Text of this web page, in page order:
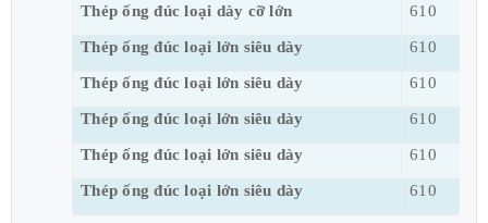
Thép ống đúc loại dày cỡ lớn 610
Thép ống đúc loại lớn siêu dày 610
Thép ống đúc loại lớn siêu dày 610
Thép ống đúc loại lớn siêu dày 610
Thép ống đúc loại lớn siêu dày 610
Thép ống đúc loại lớn siêu dày 610